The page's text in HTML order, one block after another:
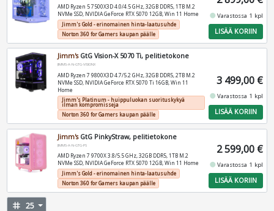
AMD Ryzen 5 7500X3D 4.0/4.5 GHz, 32GB DDR5, 1TB M.2
NVMe SSD, NVIDIA GeForce RTX 5070 12GB, Win 11 Home
Jimm's Gold - erinomainen hinta-laatusuhde
Norton 360 for Gamers kaupan päälle
fiber_manual_record Varastossa 1 kpl
LISÄÄ KORIIN
Jimm'sGtG Vision-X 5070 Ti, pelitietokone
JIMMS-A-N-GTG-VISIONX
AMD Ryzen 7 9800X3D 4.7/5.2 GHz, 32GB DDR5, 2TB M.2
NVMe SSD, NVIDIA GeForce RTX 5070 Ti 16GB, Win 11
Home
Jimm's Platinum - huippuluokan suorituskykyä
ilman kompromisseja
Norton 360 for Gamers kaupan päälle
3 499,00 €
fiber_manual_record Varastossa 1 kpl
LISÄÄ KORIIN
Jimm'sGtG PinkyStraw, pelitietokone
JIMMS-A-N-GTG-PS
AMD Ryzen 7 9700X 3.8/5.5 GHz, 32GB DDR5, 1TB M.2
NVMe SSD, NVIDIA GeForce RTX 5070 12GB, Win 11 Home
Jimm's Gold - erinomainen hinta-laatusuhde
Norton 360 for Gamers kaupan päälle
2 599,00 €
fiber_manual_record Varastossa 1 kpl
LISÄÄ KORIIN
tag 25